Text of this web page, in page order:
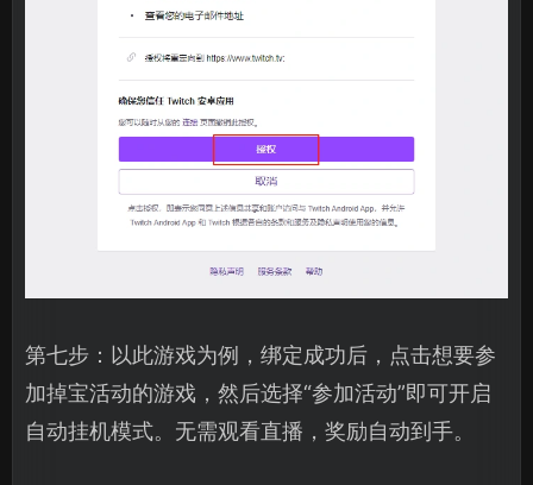
第七步：以此游戏为例，绑定成功后，点击想要参
加掉宝活动的游戏，然后选择“参加活动”即可开启
自动挂机模式。无需观看直播，奖励自动到手。